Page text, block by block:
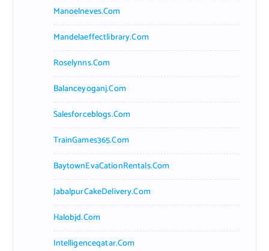
Manoelneves.com
Mandelaeffectlibrary.com
Roselynns.com
Balanceyoganj.com
Salesforceblogs.com
TrainGames365.com
BaytownEvaCationRentals.com
JabalpurCakeDelivery.com
Halobjd.com
Intelligenceqatar.com